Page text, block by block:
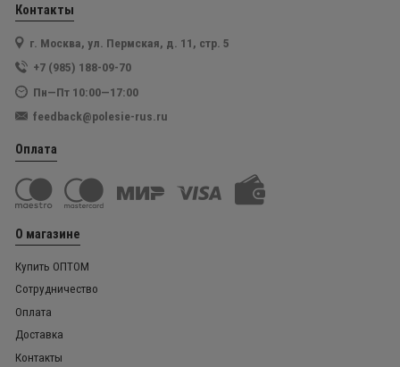
Контакты
г. Москва, ул. Пермская, д. 11, стр. 5
+7 (985) 188-09-70
Пн—Пт 10:00—17:00
feedback@polesie-rus.ru
Оплата
О магазине
Купить ОПТОМ
Сотрудничество
Оплата
Доставка
Контакты